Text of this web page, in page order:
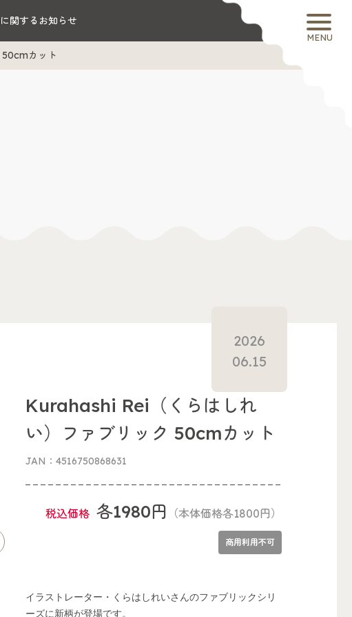
MENU
関するお知らせ
カット
Kurahashi Rei（くらはしれ
い）ファブリック 50cmカット
JAN：4516750868631
2026
06.15
税込価格 各1980円 （本体価格各1800円）
商用利用不可
イラストレーター・くらはしれいさんのファブリックシリ
ーズに新柄が登場です。